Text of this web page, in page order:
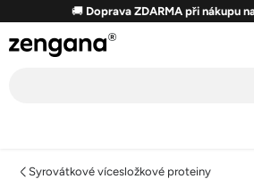
obsah
🚚 Doprava ZDARMA při nákupu
Syrovátkové vícesložkové proteiny